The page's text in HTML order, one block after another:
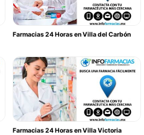
Farmacias 24 Horas en Villa del Carbón
Farmacias 24 Horas en Villa Victoria